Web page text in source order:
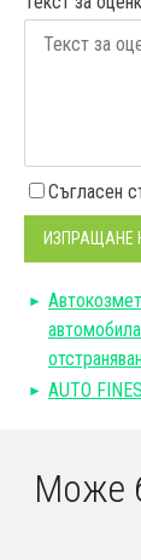
Съгласен
ИЗПРАЩАНЕ
автомобила
AUTO
Може